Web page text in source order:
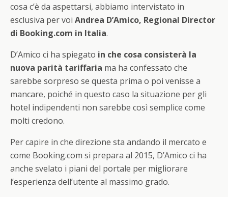
cosa c’è da aspettarsi, abbiamo intervistato in
esclusiva per voi Andrea D’Amico, Regional Director
di Booking.com in Italia.
D’Amico ci ha spiegato in che cosa consisterà la
nuova parità tariffaria ma ha confessato che
sarebbe sorpreso se questa prima o poi venisse a
mancare, poiché in questo caso la situazione per gli
hotel indipendenti non sarebbe così semplice come
molti credono.
Per capire in che direzione sta andando il mercato e
come Booking.com si prepara al 2015, D’Amico ci ha
anche svelato i piani del portale per migliorare
l’esperienza dell’utente al massimo grado.